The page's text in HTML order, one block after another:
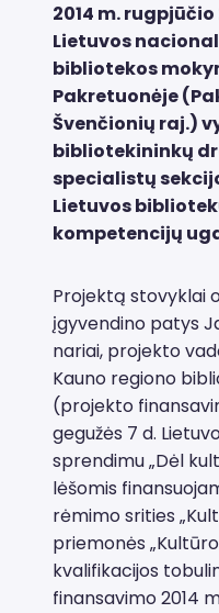
2014 m.
Lietuvos
bibliotekos
Pakretuonėje
Švenčionių raj.)
bibliotekininkų
specialistų
Lietuvos
kompetencijų
Projektą stovyklai
įgyvendino patys
nariai, projekto
Kauno regiono
(projekto
gegužės 7 d.
sprendimu „Dėl
lėšomis
rėmimo srities
priemonės
kvalifikacijos
finansavimo 2014